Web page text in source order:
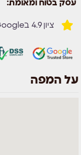
עסק בטוח ומאומת:
ציון 4.9 בGoogle ו-217 ביקורות
על המפה